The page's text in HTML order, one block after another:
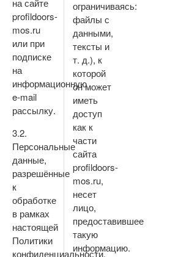
на сайте
profildoors-
mos.ru
или при
подписке
на
информационную
e-mail
рассылку.
3.2.
Персональные
данные,
разрешённые
к
обработке
в рамках
настоящей
Политики
конфиденциальности,
ограничиваясь:
файлы с
данными,
тексты и
т. д.), к
которой
он может
иметь
доступ
как к
части
сайта
profildoors-
mos.ru,
несет
лицо,
предоставившее
такую
информацию.